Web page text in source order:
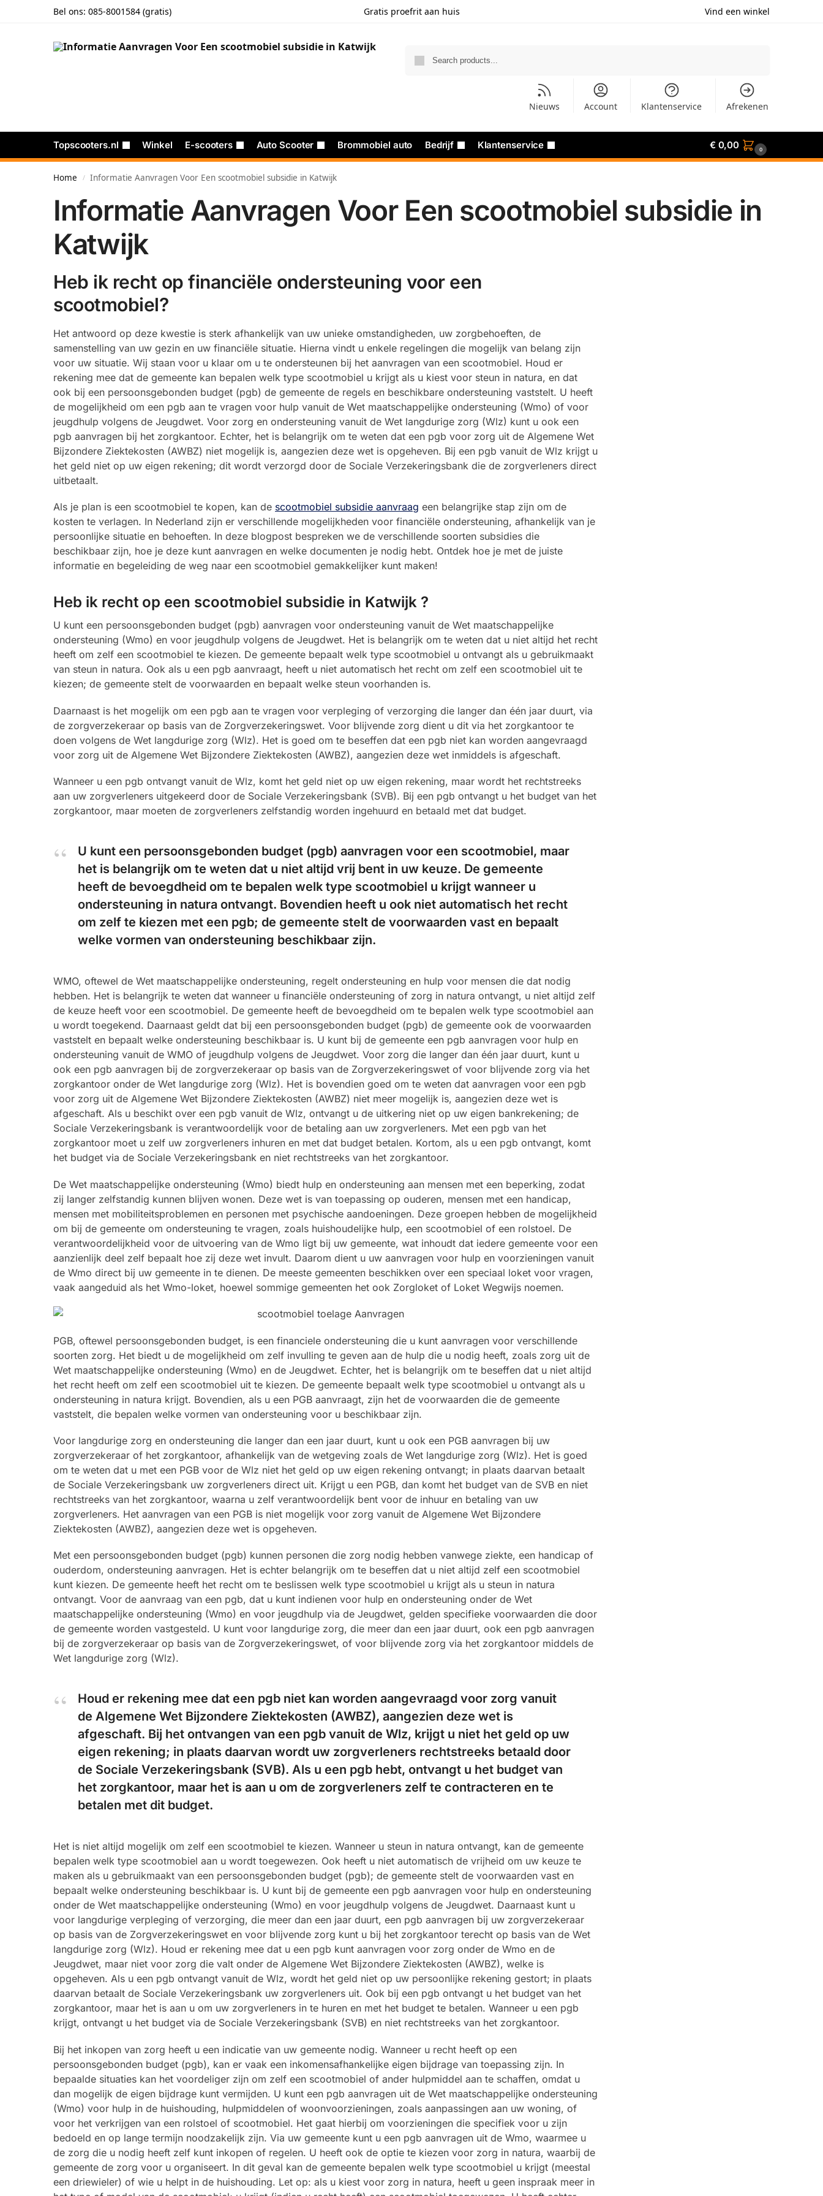
Bel ons: 085-8001584 (gratis) Gratis proefrit aan huis Vind een winkel
Nieuws Account Klantenservice Afrekenen
Topscooters.nl Winkel E-scooters Auto Scooter Brommobiel auto Bedrijf Klantenservice €0,00 0
Home / Informatie Aanvragen Voor Een scootmobiel subsidie in Katwijk
Informatie Aanvragen Voor Een scootmobiel subsidie in
Katwijk
Heb ik recht op financiële ondersteuning voor een
scootmobiel?
Het antwoord op deze kwestie is sterk afhankelijk van uw unieke omstandigheden, uw zorgbehoeften, de
samenstelling van uw gezin en uw financiële situatie. Hierna vindt u enkele regelingen die mogelijk van belang zijn
voor uw situatie. Wij staan voor u klaar om u te ondersteunen bij het aanvragen van een scootmobiel. Houd er
rekening mee dat de gemeente kan bepalen welk type scootmobiel u krijgt als u kiest voor steun in natura, en dat
ook bij een persoonsgebonden budget (pgb) de gemeente de regels en beschikbare ondersteuning vaststelt. U heeft
de mogelijkheid om een pgb aan te vragen voor hulp vanuit de Wet maatschappelijke ondersteuning (Wmo) of voor
jeugdhulp volgens de Jeugdwet. Voor zorg en ondersteuning vanuit de Wet langdurige zorg (Wlz) kunt u ook een
pgb aanvragen bij het zorgkantoor. Echter, het is belangrijk om te weten dat een pgb voor zorg uit de Algemene Wet
Bijzondere Ziektekosten (AWBZ) niet mogelijk is, aangezien deze wet is opgeheven. Bij een pgb vanuit de Wlz krijgt u
het geld niet op uw eigen rekening; dit wordt verzorgd door de Sociale Verzekeringsbank die de zorgverleners direct
uitbetaalt.
Als je plan is een scootmobiel te kopen, kan de scootmobiel subsidie aanvraag een belangrijke stap zijn om de
kosten te verlagen. In Nederland zijn er verschillende mogelijkheden voor financiële ondersteuning, afhankelijk van je
persoonlijke situatie en behoeften. In deze blogpost bespreken we de verschillende soorten subsidies die
beschikbaar zijn, hoe je deze kunt aanvragen en welke documenten je nodig hebt. Ontdek hoe je met de juiste
informatie en begeleiding de weg naar een scootmobiel gemakkelijker kunt maken!
Heb ik recht op een scootmobiel subsidie in Katwijk ?
U kunt een persoonsgebonden budget (pgb) aanvragen voor ondersteuning vanuit de Wet maatschappelijke
ondersteuning (Wmo) en voor jeugdhulp volgens de Jeugdwet. Het is belangrijk om te weten dat u niet altijd het recht
heeft om zelf een scootmobiel te kiezen. De gemeente bepaalt welk type scootmobiel u ontvangt als u gebruikmaakt
van steun in natura. Ook als u een pgb aanvraagt, heeft u niet automatisch het recht om zelf een scootmobiel uit te
kiezen; de gemeente stelt de voorwaarden en bepaalt welke steun voorhanden is.
Daarnaast is het mogelijk om een pgb aan te vragen voor verpleging of verzorging die langer dan één jaar duurt, via
de zorgverzekeraar op basis van de Zorgverzekeringswet. Voor blijvende zorg dient u dit via het zorgkantoor te
doen volgens de Wet langdurige zorg (Wlz). Het is goed om te beseffen dat een pgb niet kan worden aangevraagd
voor zorg uit de Algemene Wet Bijzondere Ziektekosten (AWBZ), aangezien deze wet inmiddels is afgeschaft.
Wanneer u een pgb ontvangt vanuit de Wlz, komt het geld niet op uw eigen rekening, maar wordt het rechtstreeks
aan uw zorgverleners uitgekeerd door de Sociale Verzekeringsbank (SVB). Bij een pgb ontvangt u het budget van het
zorgkantoor, maar moeten de zorgverleners zelfstandig worden ingehuurd en betaald met dat budget.
U kunt een persoonsgebonden budget (pgb) aanvragen voor een scootmobiel, maar
het is belangrijk om te weten dat u niet altijd vrij bent in uw keuze. De gemeente
heeft de bevoegdheid om te bepalen welk type scootmobiel u krijgt wanneer u
ondersteuning in natura ontvangt. Bovendien heeft u ook niet automatisch het recht
om zelf te kiezen met een pgb; de gemeente stelt de voorwaarden vast en bepaalt
welke vormen van ondersteuning beschikbaar zijn.
WMO, oftewel de Wet maatschappelijke ondersteuning, regelt ondersteuning en hulp voor mensen die dat nodig
hebben. Het is belangrijk te weten dat wanneer u financiële ondersteuning of zorg in natura ontvangt, u niet altijd zelf
de keuze heeft voor een scootmobiel. De gemeente heeft de bevoegdheid om te bepalen welk type scootmobiel aan
u wordt toegekend. Daarnaast geldt dat bij een persoonsgebonden budget (pgb) de gemeente ook de voorwaarden
vaststelt en bepaalt welke ondersteuning beschikbaar is. U kunt bij de gemeente een pgb aanvragen voor hulp en
ondersteuning vanuit de WMO of jeugdhulp volgens de Jeugdwet. Voor zorg die langer dan één jaar duurt, kunt u
ook een pgb aanvragen bij de zorgverzekeraar op basis van de Zorgverzekeringswet of voor blijvende zorg via het
zorgkantoor onder de Wet langdurige zorg (Wlz). Het is bovendien goed om te weten dat aanvragen voor een pgb
voor zorg uit de Algemene Wet Bijzondere Ziektekosten (AWBZ) niet meer mogelijk is, aangezien deze wet is
afgeschaft. Als u beschikt over een pgb vanuit de Wlz, ontvangt u de uitkering niet op uw eigen bankrekening; de
Sociale Verzekeringsbank is verantwoordelijk voor de betaling aan uw zorgverleners. Met een pgb van het
zorgkantoor moet u zelf uw zorgverleners inhuren en met dat budget betalen. Kortom, als u een pgb ontvangt, komt
het budget via de Sociale Verzekeringsbank en niet rechtstreeks van het zorgkantoor.
De Wet maatschappelijke ondersteuning (Wmo) biedt hulp en ondersteuning aan mensen met een beperking, zodat
zij langer zelfstandig kunnen blijven wonen. Deze wet is van toepassing op ouderen, mensen met een handicap,
mensen met mobiliteitsproblemen en personen met psychische aandoeningen. Deze groepen hebben de mogelijkheid
om bij de gemeente om ondersteuning te vragen, zoals huishoudelijke hulp, een scootmobiel of een rolstoel. De
verantwoordelijkheid voor de uitvoering van de Wmo ligt bij uw gemeente, wat inhoudt dat iedere gemeente voor een
aanzienlijk deel zelf bepaalt hoe zij deze wet invult. Daarom dient u uw aanvragen voor hulp en voorzieningen vanuit
de Wmo direct bij uw gemeente in te dienen. De meeste gemeenten beschikken over een speciaal loket voor vragen,
vaak aangeduid als het Wmo-loket, hoewel sommige gemeenten het ook Zorgloket of Loket Wegwijs noemen.
PGB, oftewel persoonsgebonden budget, is een financiele ondersteuning die u kunt aanvragen voor verschillende
soorten zorg. Het biedt u de mogelijkheid om zelf invulling te geven aan de hulp die u nodig heeft, zoals zorg uit de
Wet maatschappelijke ondersteuning (Wmo) en de Jeugdwet. Echter, het is belangrijk om te beseffen dat u niet altijd
het recht heeft om zelf een scootmobiel uit te kiezen. De gemeente bepaalt welk type scootmobiel u ontvangt als u
ondersteuning in natura krijgt. Bovendien, als u een PGB aanvraagt, zijn het de voorwaarden die de gemeente
vaststelt, die bepalen welke vormen van ondersteuning voor u beschikbaar zijn.
Voor langdurige zorg en ondersteuning die langer dan een jaar duurt, kunt u ook een PGB aanvragen bij uw
zorgverzekeraar of het zorgkantoor, afhankelijk van de wetgeving zoals de Wet langdurige zorg (Wlz). Het is goed
om te weten dat u met een PGB voor de Wlz niet het geld op uw eigen rekening ontvangt; in plaats daarvan betaalt
de Sociale Verzekeringsbank uw zorgverleners direct uit. Krijgt u een PGB, dan komt het budget van de SVB en niet
rechtstreeks van het zorgkantoor, waarna u zelf verantwoordelijk bent voor de inhuur en betaling van uw
zorgverleners. Het aanvragen van een PGB is niet mogelijk voor zorg vanuit de Algemene Wet Bijzondere
Ziektekosten (AWBZ), aangezien deze wet is opgeheven.
Met een persoonsgebonden budget (pgb) kunnen personen die zorg nodig hebben vanwege ziekte, een handicap of
ouderdom, ondersteuning aanvragen. Het is echter belangrijk om te beseffen dat u niet altijd zelf een scootmobiel
kunt kiezen. De gemeente heeft het recht om te beslissen welk type scootmobiel u krijgt als u steun in natura
ontvangt. Voor de aanvraag van een pgb, dat u kunt indienen voor hulp en ondersteuning onder de Wet
maatschappelijke ondersteuning (Wmo) en voor jeugdhulp via de Jeugdwet, gelden specifieke voorwaarden die door
de gemeente worden vastgesteld. U kunt voor langdurige zorg, die meer dan een jaar duurt, ook een pgb aanvragen
bij de zorgverzekeraar op basis van de Zorgverzekeringswet, of voor blijvende zorg via het zorgkantoor middels de
Wet langdurige zorg (Wlz).
Houd er rekening mee dat een pgb niet kan worden aangevraagd voor zorg vanuit
de Algemene Wet Bijzondere Ziektekosten (AWBZ), aangezien deze wet is
afgeschaft. Bij het ontvangen van een pgb vanuit de Wlz, krijgt u niet het geld op uw
eigen rekening; in plaats daarvan wordt uw zorgverleners rechtstreeks betaald door
de Sociale Verzekeringsbank (SVB). Als u een pgb hebt, ontvangt u het budget van
het zorgkantoor, maar het is aan u om de zorgverleners zelf te contracteren en te
betalen met dit budget.
Het is niet altijd mogelijk om zelf een scootmobiel te kiezen. Wanneer u steun in natura ontvangt, kan de gemeente
bepalen welk type scootmobiel aan u wordt toegewezen. Ook heeft u niet automatisch de vrijheid om uw keuze te
maken als u gebruikmaakt van een persoonsgebonden budget (pgb); de gemeente stelt de voorwaarden vast en
bepaalt welke ondersteuning beschikbaar is. U kunt bij de gemeente een pgb aanvragen voor hulp en ondersteuning
onder de Wet maatschappelijke ondersteuning (Wmo) en voor jeugdhulp volgens de Jeugdwet. Daarnaast kunt u
voor langdurige verpleging of verzorging, die meer dan een jaar duurt, een pgb aanvragen bij uw zorgverzekeraar
op basis van de Zorgverzekeringswet en voor blijvende zorg kunt u bij het zorgkantoor terecht op basis van de Wet
langdurige zorg (Wlz). Houd er rekening mee dat u een pgb kunt aanvragen voor zorg onder de Wmo en de
Jeugdwet, maar niet voor zorg die valt onder de Algemene Wet Bijzondere Ziektekosten (AWBZ), welke is
opgeheven. Als u een pgb ontvangt vanuit de Wlz, wordt het geld niet op uw persoonlijke rekening gestort; in plaats
daarvan betaalt de Sociale Verzekeringsbank uw zorgverleners uit. Ook bij een pgb ontvangt u het budget van het
zorgkantoor, maar het is aan u om uw zorgverleners in te huren en met het budget te betalen. Wanneer u een pgb
krijgt, ontvangt u het budget via de Sociale Verzekeringsbank (SVB) en niet rechtstreeks van het zorgkantoor.
Bij het inkopen van zorg heeft u een indicatie van uw gemeente nodig. Wanneer u recht heeft op een
persoonsgebonden budget (pgb), kan er vaak een inkomensafhankelijke eigen bijdrage van toepassing zijn. In
bepaalde situaties kan het voordeliger zijn om zelf een scootmobiel of ander hulpmiddel aan te schaffen, omdat u
dan mogelijk de eigen bijdrage kunt vermijden. U kunt een pgb aanvragen uit de Wet maatschappelijke ondersteuning
(Wmo) voor hulp in de huishouding, hulpmiddelen of woonvoorzieningen, zoals aanpassingen aan uw woning, of
voor het verkrijgen van een rolstoel of scootmobiel. Het gaat hierbij om voorzieningen die specifiek voor u zijn
bedoeld en op lange termijn noodzakelijk zijn. Via uw gemeente kunt u een pgb aanvragen uit de Wmo, waarmee u
de zorg die u nodig heeft zelf kunt inkopen of regelen. U heeft ook de optie te kiezen voor zorg in natura, waarbij de
gemeente de zorg voor u organiseert. In dit geval kan de gemeente bepalen welk type scootmobiel u krijgt (meestal
een driewieler) of wie u helpt in de huishouding. Let op: als u kiest voor zorg in natura, heeft u geen inspraak meer in